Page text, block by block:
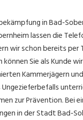
in Bad-
lassen die
wir schon bereits per
Sie als Kunde
Kammerjägern
zur Prävention. Bei
in der Stadt Bad-